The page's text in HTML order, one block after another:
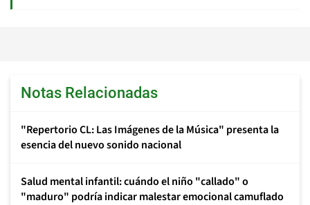
Notas Relacionadas
"Repertorio CL: Las Imágenes de la Música" presenta la
esencia del nuevo sonido nacional
Salud mental infantil: cuándo el niño "callado" o
"maduro" podría indicar malestar emocional camuflado